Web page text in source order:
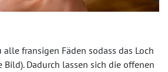
fransigen Fäden sodass das Loch
Bild). Dadurch lassen sich die offenen